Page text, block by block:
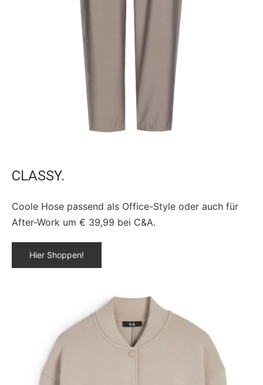
CLASSY.
Coole Hose passend als Office-Style oder auch für
After-Work um € 39,99 bei C&A.
Hier Shoppen!